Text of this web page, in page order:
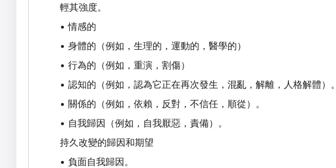
輕其強度。
•情感的
• 身體的（例如，生理的，運動的，醫學的）
• 行為的（例如，重演，割傷）
• 認知的（例如，認為它正在再次發生，混亂，解離，人格解體）。
• 關係的（例如，依賴，反對，不信任，順從）。
• 自我歸因（例如，自我厭惡，責備）。
持久改變的歸因和期望
• 負面自我歸因。